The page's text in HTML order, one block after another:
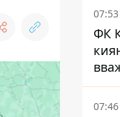
07:53
ФК
-
07:46